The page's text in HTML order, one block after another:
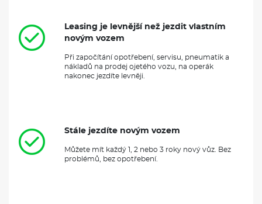
Leasing je levnější než jezdit vlastním
novým vozem
Při započítání opotřebení, servisu, pneumatik a
nákladů na prodej ojetého vozu, na operák
nakonec jezdíte levněji.
Stále jezdíte novým vozem
Můžete mít každý 1, 2 nebo 3 roky nový vůz. Bez
problémů, bez opotřebení.